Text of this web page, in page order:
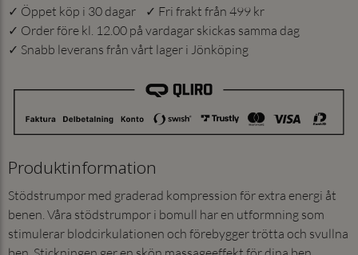
✓ Öppet köp i 30 dagar ✓ Fri frakt från 499 kr
✓ Order före kl. 12.00 på vardagar skickas samma dag
✓ Snabb leverans från vårt lager i Jönköping
Produktinformation
Stödstrumpor med graderad kompression för extra energi åt
benen. Våra stödstrumpor i bomull har en utformning som
stimulerar blodcirkulationen och förebygger trötta och svullna